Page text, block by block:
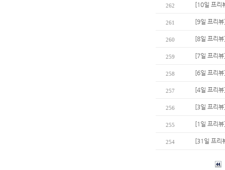
262 [10일 프리
261 [9일 프리
260 [8일 프리
259 [7일 프리뷰
258 [6일 프리
257 [4일 프리
256 [3일 프리
255 [1일 프리
254 [31일 프리